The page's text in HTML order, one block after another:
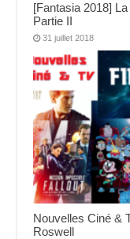
[Fantasia 2018]
Partie II
31 juillet 2018
Nouvelles Ciné &
Roswell